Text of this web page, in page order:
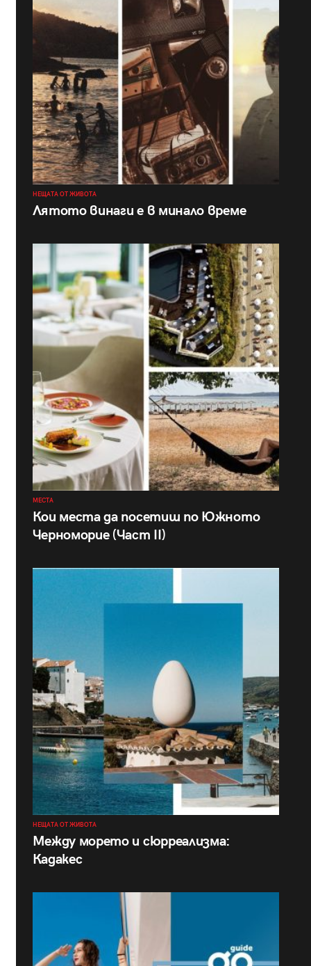
НЕЩАТА ОТ ЖИВОТА
Лятото винаги е в минало време
МЕСТА
Кои места да посетиш по Южното
Черноморие (Част II)
НЕЩАТА ОТ ЖИВОТА
Между морето и сюрреализма:
Кадакес